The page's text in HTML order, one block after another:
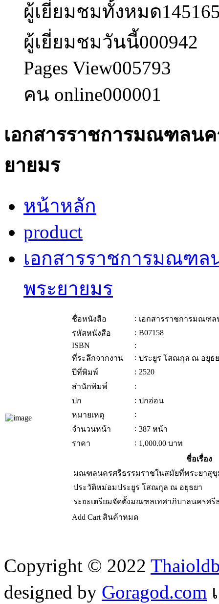
ผู้เยี่ยมชมทั้งหมด
ผู้เยี่ยมชมวันนี้000942
Pages View005793
คน online000001
เอกสารราชการมณฑลน
ยายมร
หน้าหลัก
product
เอกสารราชการมณฑล
พระยายมร
ชื่อหนังสือ : เอกสารราชการมณฑล
รหัสหนังสือ
: B07158
ISBN
:
ที่ระลึกจากงาน
: ประยูร โสณกุล ณ อยุธ
ปีที่พิมพ์
: 2520
สำนักพิมพ์
:
ปก
: ปกอ่อน
หมายเหตุ
:
จำนวนหน้า
: 387 หน้า
ราคา
: 1,000.00 บาท
ชื่อเรื่อง
มณฑลนครศรีธรรมราชในสมัยที่พระยาสุขุ
ประวัติหม่อมประยูร โสณกุล ณ อยุธยา
ระยะเตรียมจัดตั้งมณฑลเทศาภิบาลนครศรี
Add Cart สินค้าหมด
Copyright © 2022
designed by Goragod.com